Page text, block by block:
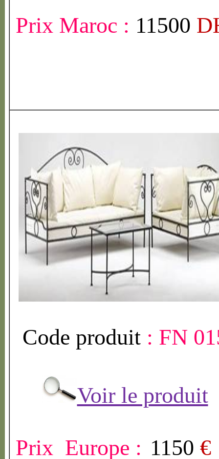
Prix Maroc : 11500
Code produit : FN
Voir le produit
Prix Europe : 1150 €